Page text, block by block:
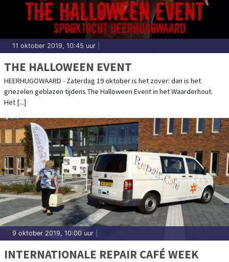
11 oktober 2019, 10:45 uur
THE HALLOWEEN EVENT
HEERHUGOWAARD - Zaterdag 19 oktober is het zover: dan is het
griezelen geblazen tijdens The Halloween Event in het Waarderhout.
Het [...]
9 oktober 2019, 10:00 uur
INTERNATIONALE REPAIR CAFÉ WEEK